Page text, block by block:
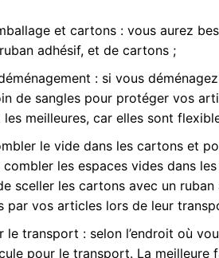
et cartons : vous aurez
adhésif, et de cartons ;
: si vous
de sangles pour protéger vos
meilleures, car elles sont
le vide dans les cartons et
combler les espaces vides dans
sceller les cartons avec un ruban
par vos articles lors de leur
le transport : selon l’endroit où
pour le transport. La